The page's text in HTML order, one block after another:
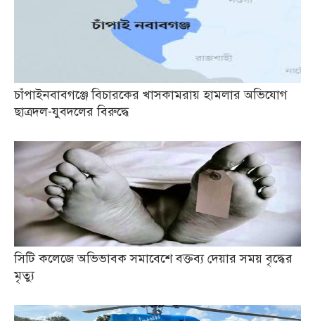
চাঁপাইনবাবগঞ্জে বিচারকের খাসকামরায় হামলার অভিযোগ
ছাত্রদল-যুবদলের বিরুদ্ধে
সিটি কলেজে অভিভাবক সমাবেশে বক্তব্য দেয়ার সময় বৃদ্ধের
মৃত্যু